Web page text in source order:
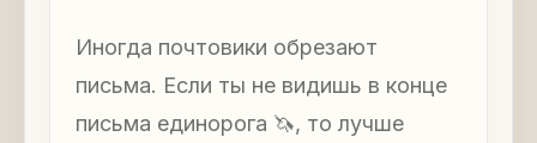
Иногда почтовики обрезают
письма. Если ты не видишь в конце
письма единорога 🦄, то лучше